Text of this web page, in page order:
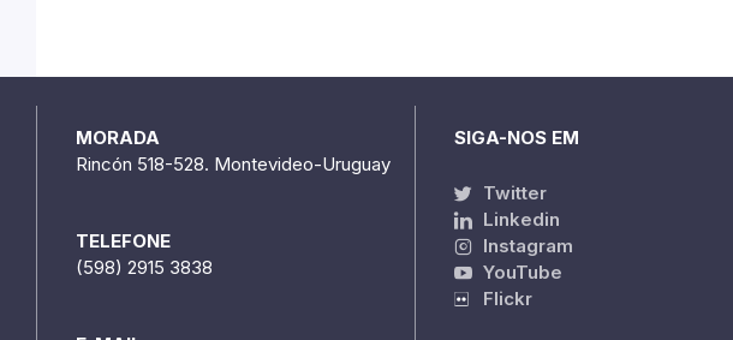
MORADA
Rincón 518-528. Montevideo-Uruguay
TELEFONE
(598) 2915 3838
SIGA-NOS EM
Twitter
Linkedin
Instagram
YouTube
Flickr